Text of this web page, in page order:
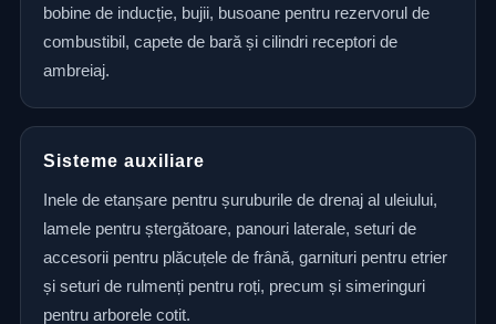
bobine de inducție, bujii, busoane pentru rezervorul de
combustibil, capete de bară și cilindri receptori de
ambreiaj.
Sisteme auxiliare
Inele de etanșare pentru șuruburile de drenaj al uleiului,
lamele pentru ștergătoare, panouri laterale, seturi de
accesorii pentru plăcuțele de frână, garnituri pentru etrier
și seturi de rulmenți pentru roți, precum și simeringuri
pentru arborele cotit.